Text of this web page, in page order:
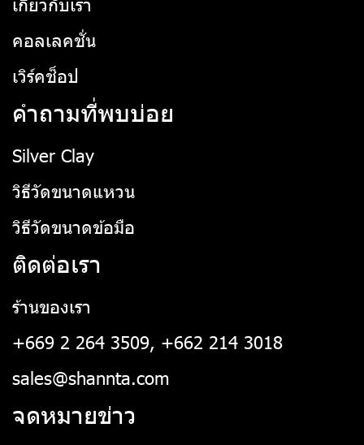
คอลเลคชั่น
เวิร์คช็อป
คำถามที่พบบ่อย
Silver Clay
วิธีวัดขนาดแหวน
วิธีวัดขนาดข้อมือ
ติดต่อเรา
ร้านของเรา
+669 2 264 3509, +662 214 3018
sales@shannta.com
จดหมายข่าว